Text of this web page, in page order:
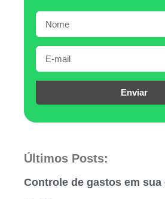
Enviar
Últimos Posts:
Controle de gastos em